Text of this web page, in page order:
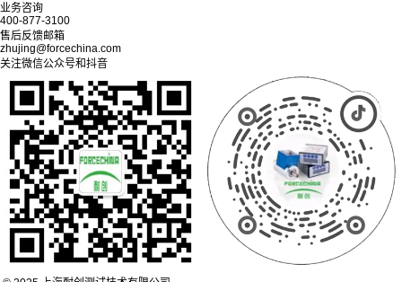
业务咨询
400-877-3100
售后反馈邮箱
zhujing@forcechina.com
关注微信公众号和抖音